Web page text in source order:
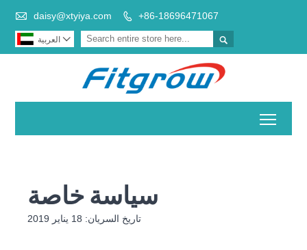
 daisy@xtyiya.com  +86-18696471067
 العربية 
سياسة خاصة
تاريخ السريان: 18 يناير 2019